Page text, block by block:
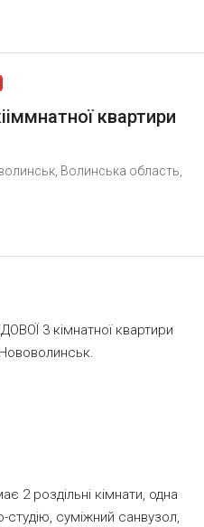
квартири
Волинська область,
3 кімнатної квартири
2 роздільні кімнати, одна
суміжний санвузол,